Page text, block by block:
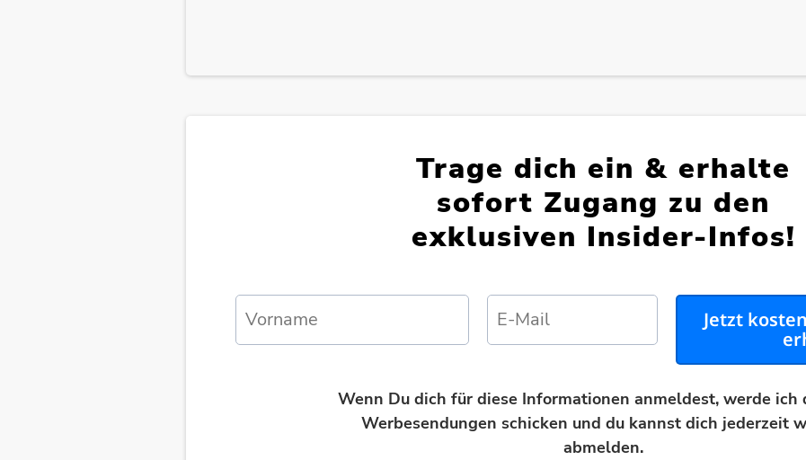
Trage dich ein & erhalte
sofort Zugang zu den
exklusiven Insider-Infos!
Jetzt
Wenn Du dich für diese Informationen anmeldest, werde ich
Werbesendungen schicken und du kannst dich jederzeit
abmelden.